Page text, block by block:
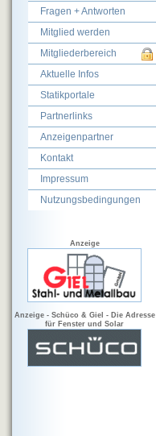
Fragen + Antworten
Mitglied werden
Mitgliederbereich
Aktuelle Infos
Statikportale
Partnerlinks
Anzeigenpartner
Kontakt
Impressum
Nutzungsbedingungen
Anzeige
Anzeige - Schüco & Giel - Die Adresse
für Fenster und Solar